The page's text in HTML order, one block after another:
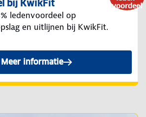
voordeel
bij KwikFit
ledenvoordeel op
en uitlijnen bij KwikFit.
Meer informatie